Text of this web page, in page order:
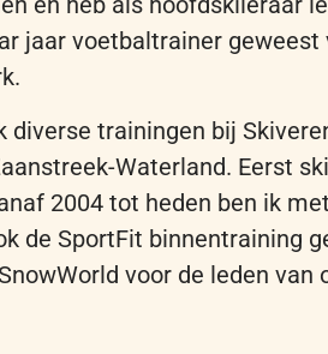
jaar voetbaltrainer geweest
.
diverse trainingen bij S
-Waterland. Eerst
2004 tot heden ben ikmet
de SportFit binnentraining
voorde leden van